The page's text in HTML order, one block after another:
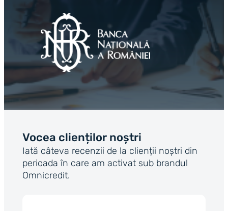
Vocea clienților noștri
Iată câteva recenzii de la clienții noștri din
perioada în care am activat sub brandul
Omnicredit.